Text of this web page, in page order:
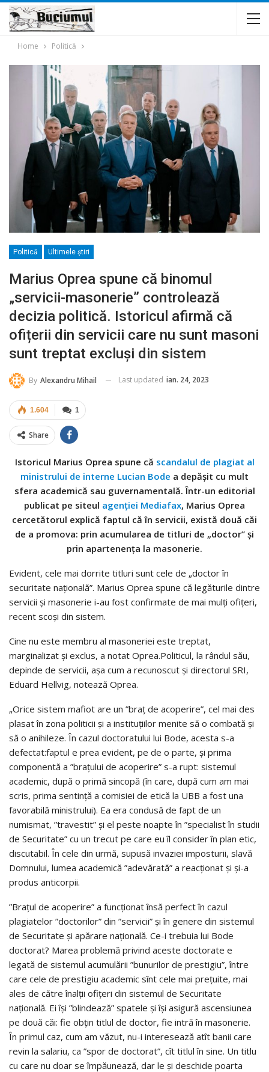
Home Politică
Politică Ultimele ştiri
Marius Oprea spune că binomul
„servicii-masonerie” controlează
decizia politică. Istoricul afirmă că
ofițerii din servicii care nu sunt masoni
sunt treptat excluși din sistem
By Alexandru Mihail Last updated ian. 24, 2023
1
1.604
Share
Istoricul Marius Oprea spune că scandalul de plagiat al
ministrului de interne Lucian Bode a depășit cu mult
sfera academică sau guvernamentală. Într-un editorial
publicat pe siteul agenției Mediafax, Marius Oprea
cercetătorul explică faptul că în servicii, există două căi
de a promova: prin acumularea de titluri de „doctor” și
prin apartenența la masonerie.
Evident, cele mai dorrite titluri sunt cele de „doctor în
securitate națională”. Marius Oprea spune că legăturile dintre
servicii și masonerie i-au fost confirmate de mai mulți ofițeri,
recent scoși din sistem.
Cine nu este membru al masoneriei este treptat,
marginalizat și exclus, a notat Oprea.Politicul, la rândul său,
depinde de servicii, așa cum a recunoscut și directorul SRI,
Eduard Hellvig, notează Oprea.
„Orice sistem mafiot are un ”braţ de acoperire”, cel mai des
plasat în zona politicii şi a instituţiilor menite să o combată şi
să o anihileze. În cazul doctoratului lui Bode, acesta s-a
defectat:faptul e prea evident, pe de o parte, şi prima
componentă a ”braţului de acoperire” s-a rupt: sistemul
academic, după o primă sincopă (în care, după cum am mai
scris, prima sentinţă a comisiei de etică la UBB a fost una
favorabilă ministrului). Ea era condusă de fapt de un
numismat, ”travestit” şi el peste noapte în ”specialist în studii
de Securitate” cu un trecut pe care eu îl consider în plan etic,
discutabil. În cele din urmă, supusă invaziei imposturii, slavă
Domnului, lumea academică ”adevărată” a reacţionat şi şi-a
produs anticorpii.
”Braţul de acoperire” a funcţionat însă perfect în cazul
plagiatelor ”doctorilor” din ”servicii” şi în genere din sistemul
de Securitate şi apărare naţională. Ce-i trebuia lui Bode
doctorat? Marea problemă privind aceste doctorate e
legată de sistemul acumulării ”bunurilor de prestigiu”, între
care cele de prestigiu academic sînt cele mai preţuite, mai
ales de către înalţii ofiţeri din sistemul de Securitate
naţională. Ei îşi ”blindează” spatele şi îşi asigură ascensiunea
pe două căi: fie obţin titlul de doctor, fie intră în masonerie.
În primul caz, cum am văzut, nu-i interesează atît banii care
revin la salariu, ca ”spor de doctorat”, cît titlul în sine. Un titlu
cu care nu doar se împăunează, dar le şi deschide poarta